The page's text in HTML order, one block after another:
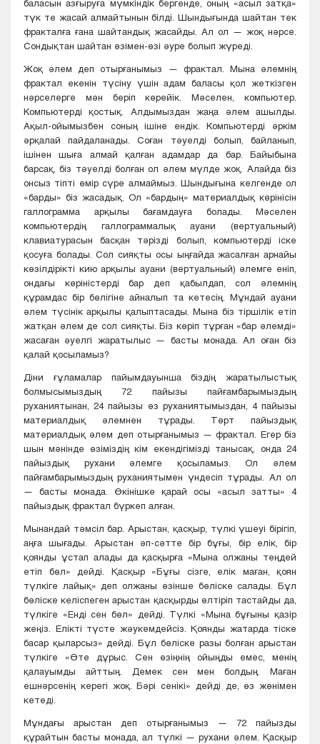
баласын азғыруға мүмкіндік бергенде, оның «асыл затқа»
түк те жасай алмайтынын білді. Шындығында шайтан тек
фракталға ғана шайтандық жасайды. Ал ол — жоқ нәрсе.
Сондықтан шайтан өзімен-өзі әуре болып жүреді.
Жоқ әлем деп отырғанымыз — фрактал. Мына әлемнің
фрактал екенін түсіну үшін адам баласы қол жеткізген
нәрселерге мән беріп көрейік. Мәселен, компьютер.
Компьютерді қостық. Алдымыздан жаңа әлем ашылды.
Ақыл-ойымызбен соның ішіне ендік. Компьютерді әркім
әрқалай пайдаланады. Соған тәуелді болып, байланып,
ішінен шыға алмай қалған адамдар да бар. Байыбына
барсақ, біз тәуелді болған ол әлем мүлде жоқ. Алайда біз
онсыз тіпті өмір сүре алмаймыз. Шындығына келгенде ол
«барды» біз жасадық. Ол «бардың» материалдық көрінісін
галлограмма арқылы бағамдауға болады. Мәселен
компьютердің галлограммалық ауани (вертуальный)
клавиатурасын басқан тәрізді болып, компьютерді іске
қосуға болады. Сол сияқты осы ыңғайда жасалған арнайы
көзілдірікті кию арқылы ауани (вертуальный) әлемге еніп,
ондағы көріністерді бар деп қабылдап, сол әлемнің
құрамдас бір бөлігіне айналып та кетесің. Мұндай ауани
әлем түсінік арқылы қалыптасады. Мына біз тіршілік етіп
жатқан әлем де сол сияқты. Біз көріп тұрған «бар әлемді»
жасаған әуелгі жаратылыс — басты монада. Ал оған біз
қалай қосыламыз?
Діни ғұламалар пайымдауынша біздің жаратылыстық
болмысымыздың 72 пайызы пайғамбарымыздың
руханиятынан, 24 пайызы өз руханиятымыздан, 4 пайызы
материалдық әлемнен тұрады. Төрт пайыздық
материалдық әлем деп отырғанымыз — фрактал. Егер біз
шын мәнінде өзіміздің кім екендігімізді танысақ, онда 24
пайыздық рухани әлемге қосыламыз. Ол әлем
пайғамбарымыздың руханиятымен үндесіп тұрады. Ал ол
— басты монада. Өкінішке қарай осы «асыл затты» 4
пайыздық фрактал бүркеп алған.
Мынандай тәмсіл бар. Арыстан, қасқыр, түлкі үшеуі бірігіп,
аңға шығады. Арыстан әп-сәтте бір бұғы, бір елік, бір
қоянды ұстап алады да қасқырға «Мына олжаны теңдей
етіп бөл» дейді. Қасқыр «Бұғы сізге, елік маған, қоян
түлкіге лайық» деп олжаны өзінше бөліске салады. Бұл
бөліске келіспеген арыстан қасқырды өлтіріп тастайды да,
түлкіге «Енді сен бөл» дейді. Түлкі «Мына бұғыны қазір
жеңіз. Елікті түсте жәукемдейсіз. Қоянды жатарда тіске
басар қыларсыз» дейді. Бұл бөліске разы болған арыстан
түлкіге «Өте дұрыс. Сен өзіңнің ойыңды емес, менің
қалауымды айттың. Демек сен мен болдың. Маған
ешнәрсенің керегі жоқ. Бәрі сенікі» дейді де, өз жөнімен
кетеді.
Мұндағы арыстан деп отырғанымыз — 72 пайызды
құрайтын басты монада, ал түлкі — рухани әлем. Қасқыр